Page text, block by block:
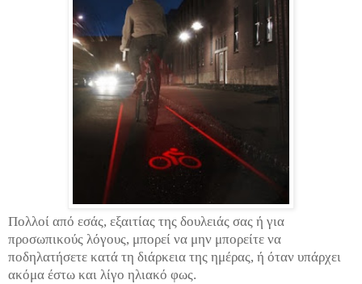
Πολλοί από εσάς, εξαιτίας της δουλειάς σας ή για
προσωπικούς λόγους, μπορεί να μην μπορείτε να
ποδηλατήσετε κατά τη διάρκεια της ημέρας, ή όταν υπάρχει
ακόμα έστω και λίγο ηλιακό φως.